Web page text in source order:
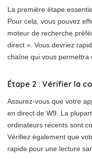
La première étape
Pour cela, vous pouvez
moteur de recherche
direct ». Vous devriez
chaîne qui vous permettra
Étape 2 : Vérifier la
Assurez-vous que votre
en direct de W9. La
ordinateurs récents sont
Vérifiez également que
rapide pour une lecture